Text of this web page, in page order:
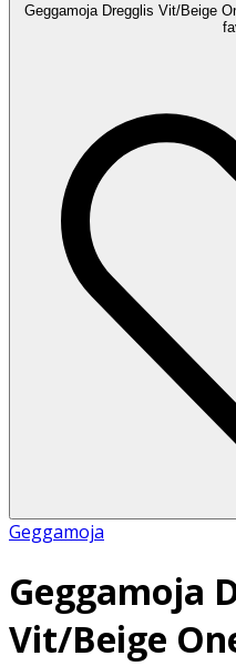
Geggamoja Dregglis Vit/Beige
Geggamoja
Geggamoja
Vit/Beige